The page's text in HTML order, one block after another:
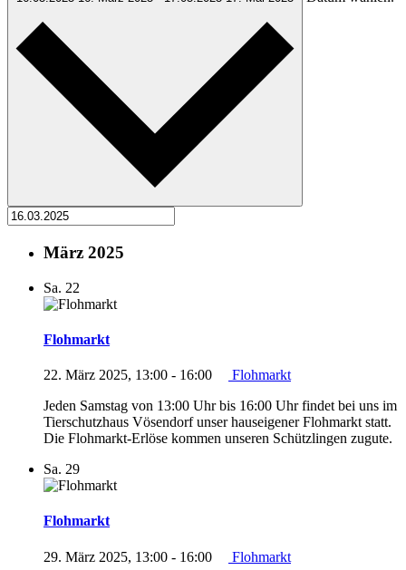
März 2025
Sa. 22
Flohmarkt
22. März 2025, 13:00 - 16:00
Flohmarkt
Jeden Samstag von 13:00 Uhr bis 16:00 Uhr findet bei uns im
Tierschutzhaus Vösendorf unser hauseigener Flohmarkt statt.
Die Flohmarkt-Erlöse kommen unseren Schützlingen zugute.
Sa. 29
Flohmarkt
29. März 2025, 13:00 - 16:00
Flohmarkt